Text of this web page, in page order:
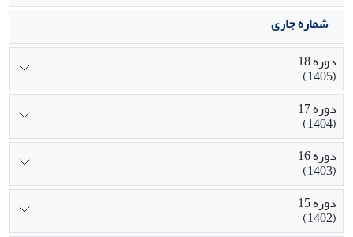
شماره جاری
دوره 18
(1405)
دوره 17
(1404)
دوره 16
(1403)
دوره 15
(1402)